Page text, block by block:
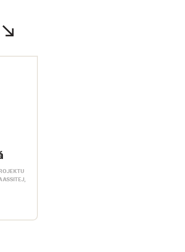
ASSITEJ,